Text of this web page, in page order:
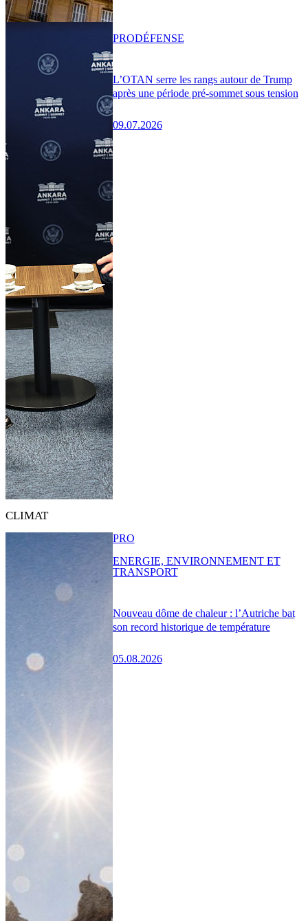
L’OTAN serre les rangs autour de Trump
après une période pré-sommet sous tension
09.07.2026
PRODÉFENSE
CLIMAT
Nouveau dôme de chaleur : l’Autriche bat
son record historique de température
05.08.2026
PRO
ENERGIE, ENVIRONNEMENT ET
TRANSPORT